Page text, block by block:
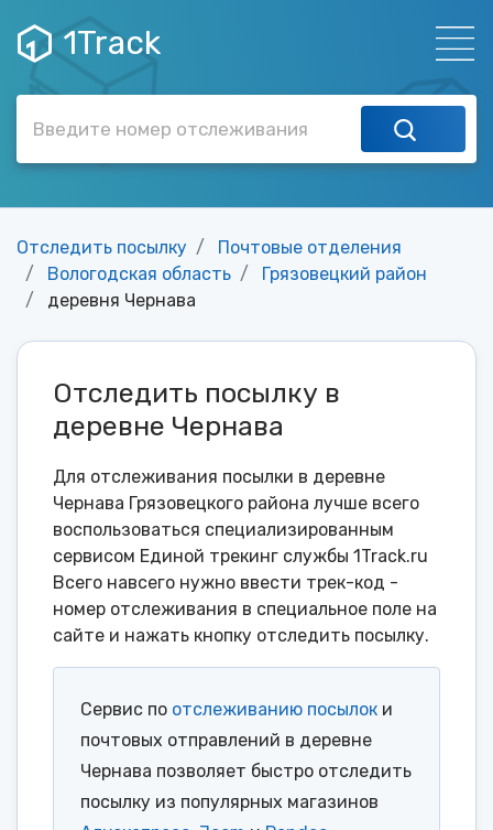
1Track
Отследить посылку
Почтовые отделения
Вологодская область
Грязовецкий район
деревня Чернава
Отследить посылку в
деревне Чернава
Для отслеживания посылки в деревне
Чернава Грязовецкого района лучше всего
воспользоваться специализированным
сервисом Единой трекинг службы 1Track.ru
Всего навсего нужно ввести трек-код -
номер отслеживания в специальное поле на
сайте и нажать кнопку отследить посылку.
Сервис по отслеживанию посылок и
почтовых отправлений в деревне
Чернава позволяет быстро отследить
посылку из популярных магазинов